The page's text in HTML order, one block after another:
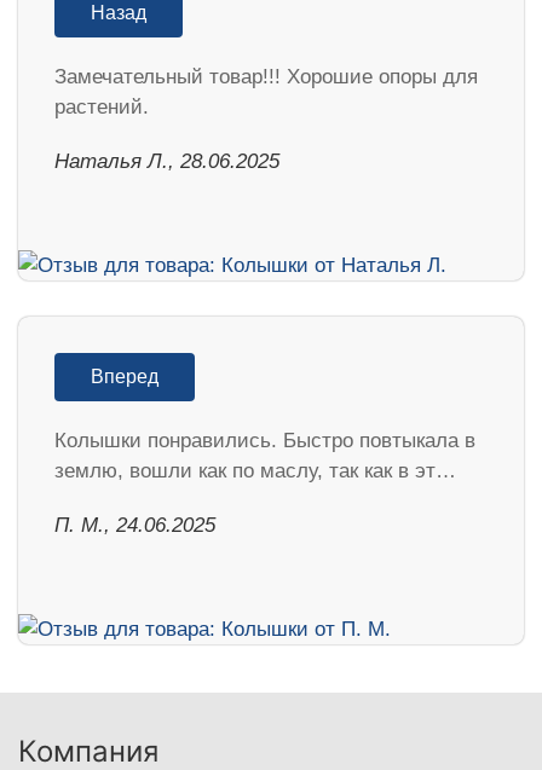
Назад
Замечательный товар!!! Хорошие опоры для
растений.
Наталья Л., 28.06.2025
Вперед
Колышки понравились. Быстро повтыкала в
землю, вошли как по маслу, так как в эт…
П. М., 24.06.2025
Компания